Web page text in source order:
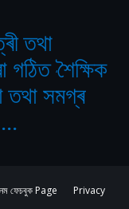
তথা
গঠিত‘শৈক্ষিক
তথা সমগ্ৰ
ফেচবুক Page
Privacy